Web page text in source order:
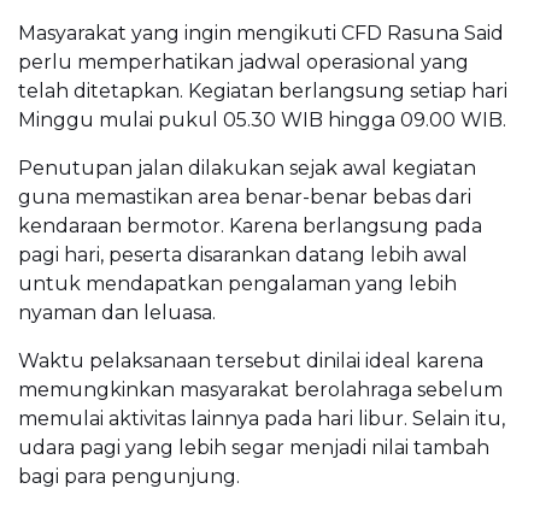
Masyarakat yang ingin mengikuti CFD Rasuna Said
perlu memperhatikan jadwal operasional yang
telah ditetapkan. Kegiatan berlangsung setiap hari
Minggu mulai pukul 05.30 WIB hingga 09.00 WIB.
Penutupan jalan dilakukan sejak awal kegiatan
guna memastikan area benar-benar bebas dari
kendaraan bermotor. Karena berlangsung pada
pagi hari, peserta disarankan datang lebih awal
untuk mendapatkan pengalaman yang lebih
nyaman dan leluasa.
Waktu pelaksanaan tersebut dinilai ideal karena
memungkinkan masyarakat berolahraga sebelum
memulai aktivitas lainnya pada hari libur. Selain itu,
udara pagi yang lebih segar menjadi nilai tambah
bagi para pengunjung.